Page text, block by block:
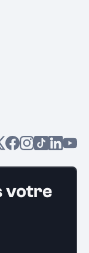
votre